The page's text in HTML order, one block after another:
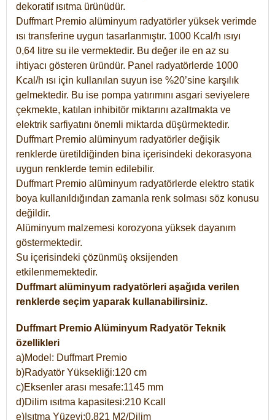
dekoratif ısıtma ürünüdür.
Duffmart Premio alüminyum radyatörler yüksek verimde
ısı transferine uygun tasarlanmıştır. 1000 Kcal/h ısıyı
0,64 litre su ile vermektedir. Bu değer ile en az su
ihtiyacı gösteren üründür. Panel radyatörlerde 1000
Kcal/h ısı için kullanılan suyun ise %20’sine karşılık
gelmektedir. Bu ise pompa yatırımını asgari seviyelere
çekmekte, katılan inhibitör miktarını azaltmakta ve
elektrik sarfiyatını önemli miktarda düşürmektedir.
Duffmart Premio alüminyum radyatörler değişik
renklerde üretildiğinden bina içerisindeki dekorasyona
uygun renklerde temin edilebilir.
Duffmart Premio alüminyum radyatörlerde elektro statik
boya kullanıldığından zamanla renk solması söz konusu
değildir.
Alüminyum malzemesi korozyona yüksek dayanım
göstermektedir.
Su içerisindeki çözünmüş oksijenden
etkilenmemektedir.
Duffmart alüminyum radyatörleri aşağıda verilen
renklerde seçim yaparak kullanabilirsiniz.
Duffmart Premio Alüminyum Radyatör Teknik
özellikleri
a)Model: Duffmart Premio
b)Radyatör Yüksekliği:120 cm
c)Eksenler arası mesafe:1145 mm
d)Dilim ısıtma kapasitesi:210 Kcall
e)Isıtma Yüzeyi:0,821 M2/Dilim